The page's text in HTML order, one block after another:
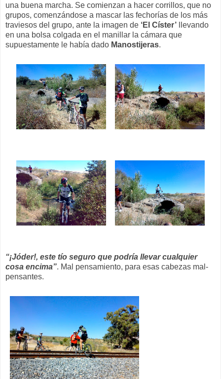
una buena marcha. Se comienzan a hacer corrillos, que no
grupos, comenzándose a mascar las fechorías de los más
traviesos del grupo, ante la imagen de ‘El Císter’ llevando
en una bolsa colgada en el manillar la cámara que
supuestamente le había dado Manostijeras.
“¡Jóder!, este tío seguro que podría llevar cualquier
cosa encima”. Mal pensamiento, para esas cabezas mal-
pensantes.